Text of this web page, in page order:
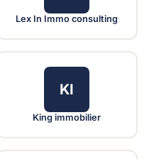
Lex In Immo consulting
KI
King immobilier